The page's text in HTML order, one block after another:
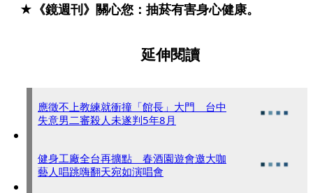
★《鏡週刊》關心您：抽菸有害身心健康。
延伸閱讀
應徵不上教練就衝撞「館長」大門 台中
失意男二審殺人未遂判5年8月
健身工廠全台再擴點 春酒園遊會邀大咖
藝人唱跳嗨翻天宛如演唱會